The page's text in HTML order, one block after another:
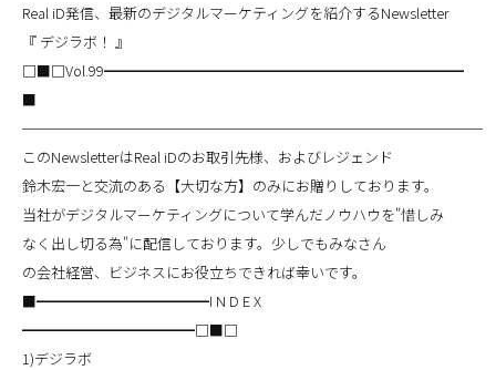
Real iD発信、最新のデジタルマーケティングを紹介するNewsletter
『 デジラボ！ 』
□■□Vol.99━━━━━━━━━━━━━━━━━━━━━━━━━
■
────────────────────────────────
このNewsletterはReal iDのお取引先様、およびレジェンド
鈴木宏一と交流のある【大切な方】のみにお贈りしております。
当社がデジタルマーケティングについて学んだノウハウを"惜しみ
なく出し切る為"に配信しております。少しでもみなさん
の会社経営、ビジネスにお役立ちできれば幸いです。
■━━━━━━━━━━━━I N D E X
━━━━━━━━━━━━□■□
1)デジラボ